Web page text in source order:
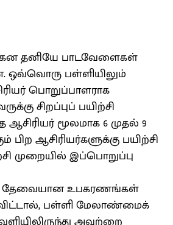
தனியே பாடவேளைகள்
ஒவ்வொரு பள்ளியிலும்
பொறுப்பாளராக
சிறப்புப் பயிற்சி
மூலமாக 6 முதல் 9
பிற ஆசிரியர்களுக்கு பயிற்சி
முறையில் இப்பொறுப்பு
தேவையான உபகரணங்கள்
பள்ளி மேலாண்மைக்